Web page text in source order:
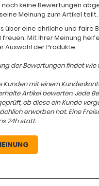
noch keine Bewertungen
Meinung zum Artikel teilt.
über eine ehrliche und faire
Mit Ihrer Meinung
Auswahl der Produkte.
der Bewertungen findet
Kunden mit einem
Artikel bewerten. Jede
ob diese ein Kunde
erworben hat. Eine
24h statt.